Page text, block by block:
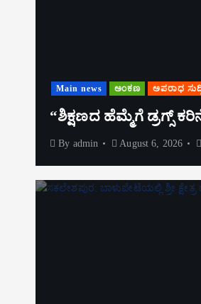
Main news ಅಂಕಣ ಅಪರಾಧ
“ಶಿಕ್ಷಣದ ಹೆಮ್ಮೆಗೆ ಡ್ರಗ್ಸ್
By admin August 6, 2026